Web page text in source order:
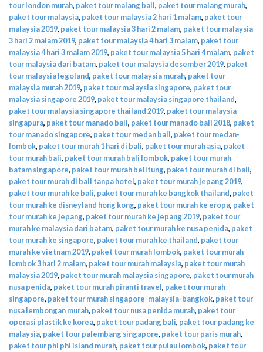
tour london murah, paket tour malang bali, paket tour malang murah,
paket tour malaysia, paket tour malaysia 2 hari 1 malam, paket tour
malaysia 2019, paket tour malaysia 3 hari 2 malam, paket tour malaysia
3 hari 2 malam 2019, paket tour malaysia 4 hari 3 malam, paket tour
malaysia 4 hari 3 malam 2019, paket tour malaysia 5 hari 4 malam, paket
tour malaysia dari batam, paket tour malaysia desember 2019, paket
tour malaysia legoland, paket tour malaysia murah, paket tour
malaysia murah 2019, paket tour malaysia singapore, paket tour
malaysia singapore 2019, paket tour malaysia singapore thailand,
paket tour malaysia singapore thailand 2019, paket tour malaysia
singapura, paket tour manado bali, paket tour manado bali 2018, paket
tour manado singapore, paket tour medan bali, paket tour medan-
lombok, paket tour murah 1 hari di bali, paket tour murah asia, paket
tour murah bali, paket tour murah bali lombok, paket tour murah
batam singapore, paket tour murah belitung, paket tour murah di bali,
paket tour murah di bali tanpa hotel, paket tour murah jepang 2019,
paket tour murah ke bali, paket tour murah ke bangkok thailand, paket
tour murah ke disneyland hong kong, paket tour murah ke eropa, paket
tour murah ke jepang, paket tour murah ke jepang 2019, paket tour
murah ke malaysia dari batam, paket tour murah ke nusa penida, paket
tour murah ke singapore, paket tour murah ke thailand, paket tour
murah ke vietnam 2019, paket tour murah lombok, paket tour murah
lombok 3 hari 2 malam, paket tour murah malaysia, paket tour murah
malaysia 2019, paket tour murah malaysia singapore, paket tour murah
nusa penida, paket tour murah piranti travel, paket tour murah
singapore, paket tour murah singapore-malaysia-bangkok, paket tour
nusa lembongan murah, paket tour nusa penida murah, paket tour
operasi plastik ke korea, paket tour padang bali, paket tour padang ke
malaysia, paket tour palembang singapore, paket tour paris murah,
paket tour phi phi island murah, paket tour pulau lombok, paket tour